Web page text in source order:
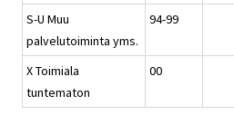
S-U Muu
palvelutoiminta yms.
94-99
X Toimiala
tuntematon
00